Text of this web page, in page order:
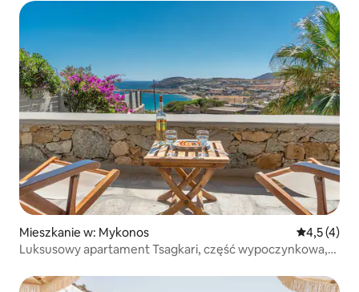
Mieszkanie w: Mykonos Średnia
4,5 (4)
Luksusowy apartament Tsagkari, część wypoczynkowa,